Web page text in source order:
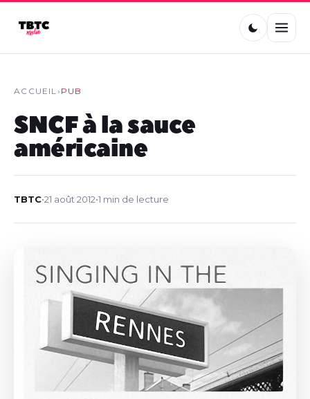
ACCUEIL› PUB
SNCF à la sauce
américaine
TBTC•21 août 2012•1 min de lecture